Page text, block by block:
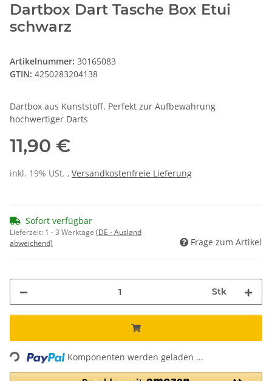
Dartbox Dart Tasche Box Etui
schwarz
Artikelnummer: 30165083
GTIN: 4250283204138
Dartbox aus Kunststoff. Perfekt zur Aufbewahrung
hochwertiger Darts
11,90 €
inkl. 19% USt. , Versandkostenfreie Lieferung
Sofort verfügbar
Lieferzeit: 1 - 3 Werktage (DE - Ausland
abweichend)
Frage zum Artikel
Stk
Komponenten werden geladen ...